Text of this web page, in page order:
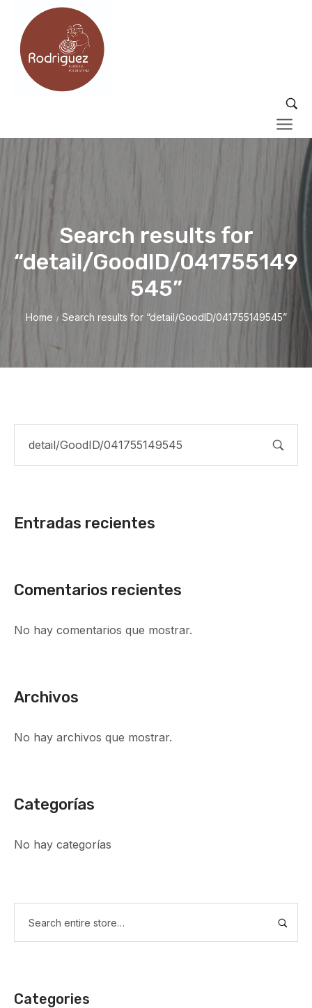
Search results for
“detail/GoodID/041755149
545”
Home / Search results for “detail/GoodID/041755149545”
Entradas recientes
Comentarios recientes
No hay comentarios que mostrar.
Archivos
No hay archivos que mostrar.
Categorías
No hay categorías
Categories